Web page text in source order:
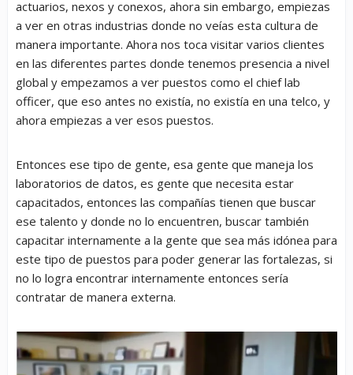
actuarios, nexos y conexos, ahora sin embargo, empiezas
a ver en otras industrias donde no veías esta cultura de
manera importante. Ahora nos toca visitar varios clientes
en las diferentes partes donde tenemos presencia a nivel
global y empezamos a ver puestos como el chief lab
officer, que eso antes no existía, no existía en una telco, y
ahora empiezas a ver esos puestos.
Entonces ese tipo de gente, esa gente que maneja los
laboratorios de datos, es gente que necesita estar
capacitados, entonces las compañías tienen que buscar
ese talento y donde no lo encuentren, buscar también
capacitar internamente a la gente que sea más idónea para
este tipo de puestos para poder generar las fortalezas, si
no lo logra encontrar internamente entonces sería
contratar de manera externa.